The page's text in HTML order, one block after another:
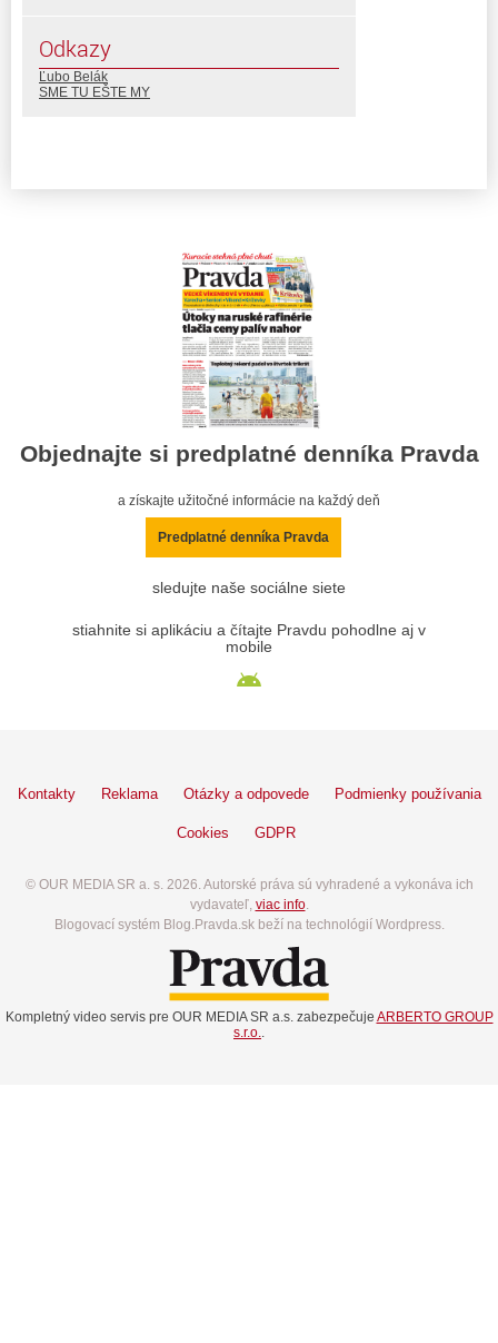
Odkazy
Ľubo Belák
SME TU EŠTE MY
Objednajte si predplatné denníka Pravda
a získajte užitočné informácie na každý deň
Predplatné denníka Pravda
sledujte naše sociálne siete
stiahnite si aplikáciu a čítajte Pravdu pohodlne aj v
mobile
Kontakty Reklama Otázky a odpovede Podmienky používania
Cookies GDPR
© OUR MEDIA SR a. s. 2026. Autorské práva sú vyhradené a vykonáva ich
vydavateľ, viac info.
Blogovací systém Blog.Pravda.sk beží na technológií Wordpress.
Kompletný video servis pre OUR MEDIA SR a.s. zabezpečuje ARBERTO GROUP
s.r.o..